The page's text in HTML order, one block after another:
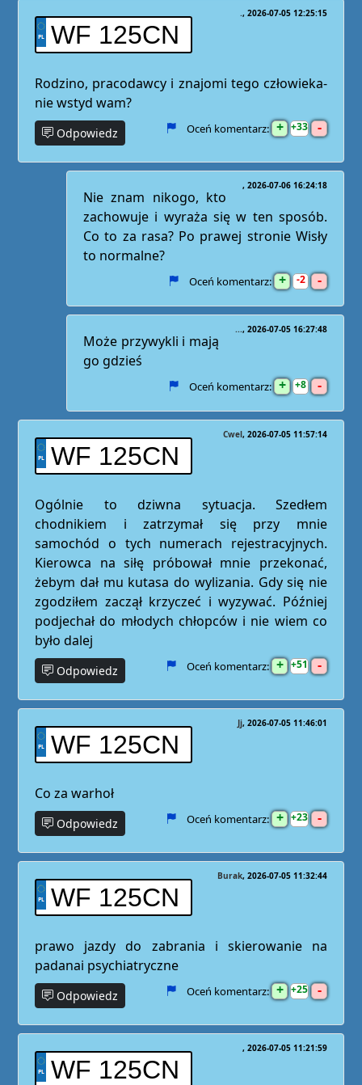
WF 125CN
. 2026-07-05 12:25:15
Rodzino, pracodawcy i znajomi tego człowieka-
nie wstyd wam?
Odpowiedz Oceń komentarz: + 33 -
2026-07-06 16:24:18
Nie znam nikogo, kto
zachowuje i wyraża się w ten sposób.
Co to za rasa? Po prawej stronie Wisły
to normalne?
Oceń komentarz: + 2 -
... 2026-07-05 16:27:48
Może przywykli i mają
go gdzieś
Oceń komentarz: + 8 -
WF 125CN
Cwel 2026-07-05 11:57:14
Ogólnie to dziwna sytuacja. Szedłem
chodnikiem i zatrzymał się przy mnie
samochód o tych numerach rejestracyjnych.
Kierowca na siłę próbował mnie przekonać,
żebym dał mu kutasa do wylizania. Gdy się nie
zgodziłem zaczął krzyczeć i wyzywać. Później
podjechał do młodych chłopców i nie wiem co
było dalej
Odpowiedz Oceń komentarz: + 51 -
WF 125CN
Jj 2026-07-05 11:46:01
Co za warhoł
Odpowiedz Oceń komentarz: + 23 -
WF 125CN
Burak 2026-07-05 11:32:44
prawo jazdy do zabrania i skierowanie na
padanai psychiatryczne
Odpowiedz Oceń komentarz: + 25 -
WF 125CN
2026-07-05 11:21:59